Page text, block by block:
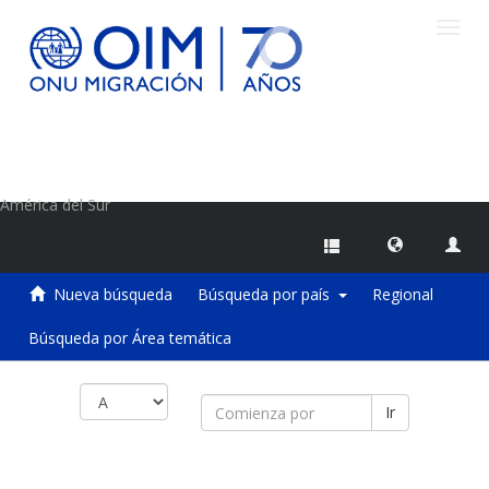
América del Sur
Nueva búsqueda Búsqueda por país Regional
Búsqueda por Área temática
Ir